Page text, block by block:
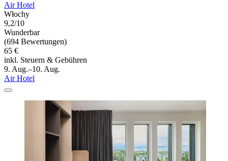
Air Hotel
Włochy
9,2/10
Wunderbar
(694 Bewertungen)
65 €
inkl. Steuern & Gebühren
9. Aug.–10. Aug.
Air Hotel